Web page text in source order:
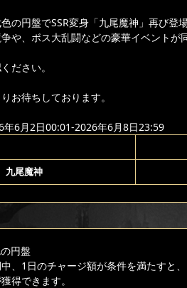
の円盤でSSR変身「九尾魔神」再び登場
や、ボス大乱闘などの豪華イベントが
ださい。
お待ちしております。
年6月2日00:01-2026年6月8日23:59
九尾魔神
円盤
、1日のチャージ額が条件を満たすと
得できます。